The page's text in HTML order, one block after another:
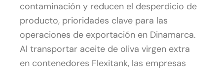
contaminación y reducen el desperdicio de
producto, prioridades clave para las
operaciones de exportación en Dinamarca.
Al transportar aceite de oliva virgen extra
en contenedores Flexitank, las empresas